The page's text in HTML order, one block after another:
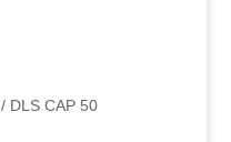
/ DLS CAP 50